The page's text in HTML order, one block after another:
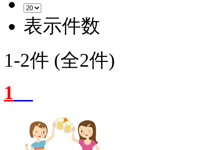
表示件数
1-2件 (全2件)
1